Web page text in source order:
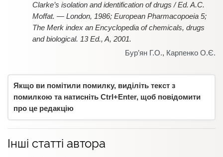
Clarke’s isolation and identification of drugs / Ed. A.C.
Moffat. — London, 1986; European Pharmacopoeia 5;
The Merk index an Encyclopedia of chemicals, drugs
and biological. 13 Ed., A, 2001.
Бур’ян Г.О., Карпенко О.Є.
Якщо ви помітили помилку, виділіть текст з
помилкою та натисніть Ctrl+Enter, щоб повідомити
про це редакцію
Інші статті автора